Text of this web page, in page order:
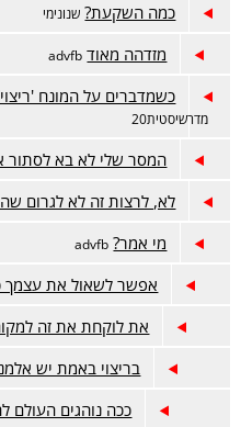
כמה השקעת? שנונימי
מזדהה מאוד advfb
כשמדברים על המונח
מדרשיסטית20
המסר שלי לא בא לסתור
לא, לרצות זה לא לגרום
מי אמר? advfb
אפשר לשאול את עצמך
את לוקחת את זה
בריצוי באמת יש
ככה נוהגים העולם